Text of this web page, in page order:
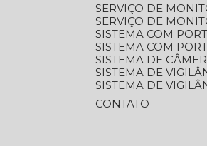
SERVIÇO DE
SERVIÇO DE
SISTEMA COM
SISTEMA COM
SISTEMA DE
SISTEMA DE
SISTEMA DE
CONTATO